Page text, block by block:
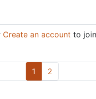
Create an account to
1 2